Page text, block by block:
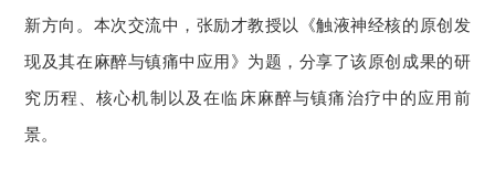
新方向。本次交流中，张励才教授以《触液神经核的原创发
现及其在麻醉与镇痛中应用》为题，分享了该原创成果的研
究历程、核心机制以及在临床麻醉与镇痛治疗中的应用前
景。